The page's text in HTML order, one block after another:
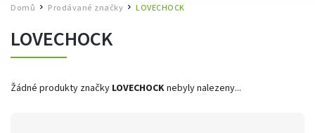
Domů / Prodávané značky / LOVECHOCK
LOVECHOCK
Žádné produkty značky LOVECHOCKnebyly nalezeny...